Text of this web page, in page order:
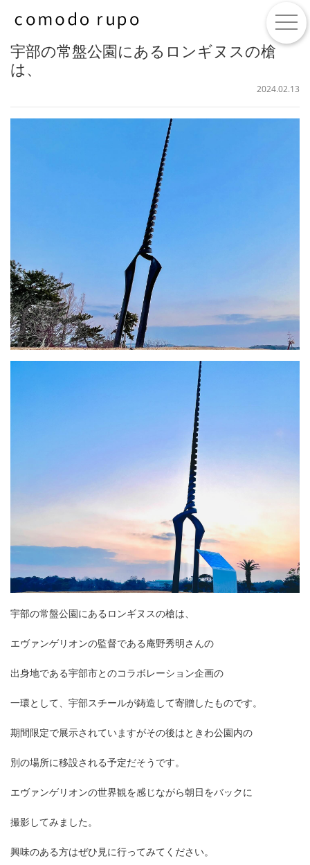
宇部の常盤公園にあるロンギヌスの槍
は、
2024.02.13
宇部の常盤公園にあるロンギヌスの槍は、
エヴァンゲリオンの監督である庵野秀明さんの
出身地である宇部市とのコラボレーション企画の
一環として、宇部スチールが鋳造して寄贈したものです。
期間限定で展示されていますがその後はときわ公園内の
別の場所に移設される予定だそうです。
エヴァンゲリオンの世界観を感じながら朝日をバックに
撮影してみました。
興味のある方はぜひ見に行ってみてください。